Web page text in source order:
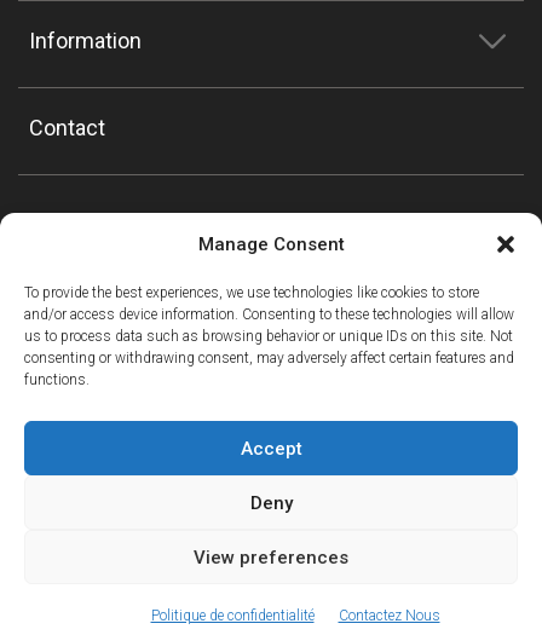
Manage Consent
To provide the best experiences, we use technologies like cookies to store
and/or access device information. Consenting to these technologies will allow
us to process data such as browsing behavior or unique IDs on this site. Not
consenting or withdrawing consent, may adversely affect certain features and
functions.
Accept
Deny
View preferences
Politique de confidentialité Contactez Nous
Information
Contact
© Copyright Mountain Drop-offs Ltd 2016-2024
The new European Entry/Exit System is now in place.